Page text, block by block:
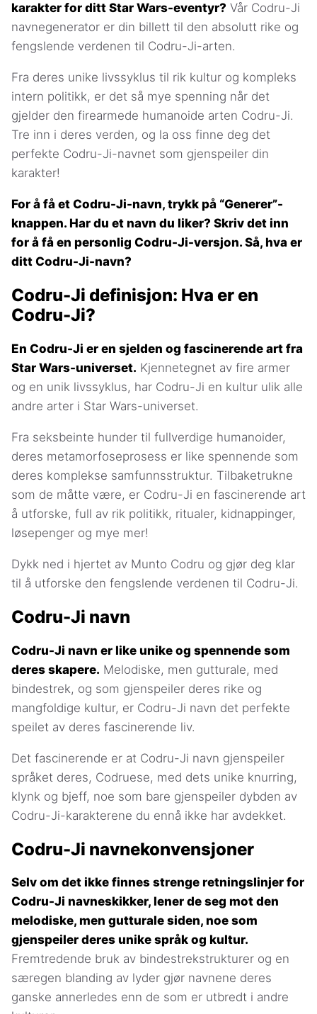
karakter for ditt Star Wars-eventyr? Vår Codru-Ji
navnegenerator er din billett til den absolutt rike og
fengslende verdenen til Codru-Ji-arten.
Fra deres unike livssyklus til rik kultur og kompleks
intern politikk, er det så mye spenning når det
gjelder den firearmede humanoide arten Codru-Ji.
Tre inn i deres verden, og la oss finne deg det
perfekte Codru-Ji-navnet som gjenspeiler din
karakter!
For å få et Codru-Ji-navn, trykk på “Generer”-
knappen. Har du et navn du liker? Skriv det inn
for å få en personlig Codru-Ji-versjon. Så, hva er
ditt Codru-Ji-navn?
Codru-Ji definisjon: Hva er en
Codru-Ji?
En Codru-Ji er en sjelden og fascinerende art fra
Star Wars-universet. Kjennetegnet av fire armer
og en unik livssyklus, har Codru-Ji en kultur ulik alle
andre arter i Star Wars-universet.
Fra seksbeinte hunder til fullverdige humanoider,
deres metamorfoseprosess er like spennende som
deres komplekse samfunnsstruktur. Tilbaketrukne
som de måtte være, er Codru-Ji en fascinerende art
å utforske, full av rik politikk, ritualer, kidnappinger,
løsepenger og mye mer!
Dykk ned i hjertet av Munto Codru og gjør deg klar
til å utforske den fengslende verdenen til Codru-Ji.
Codru-Ji navn
Codru-Ji navn er like unike og spennende som
deres skapere. Melodiske, men gutturale, med
bindestrek, og som gjenspeiler deres rike og
mangfoldige kultur, er Codru-Ji navn det perfekte
speilet av deres fascinerende liv.
Det fascinerende er at Codru-Ji navn gjenspeiler
språket deres, Codruese, med dets unike knurring,
klynk og bjeff, noe som bare gjenspeiler dybden av
Codru-Ji-karakterene du ennå ikke har avdekket.
Codru-Ji navnekonvensjoner
Selv om det ikke finnes strenge retningslinjer for
Codru-Ji navneskikker, lener de seg mot den
melodiske, men gutturale siden, noe som
gjenspeiler deres unike språk og kultur.
Fremtredende bruk av bindestrekstrukturer og en
særegen blanding av lyder gjør navnene deres
ganske annerledes enn de som er utbredt i andre